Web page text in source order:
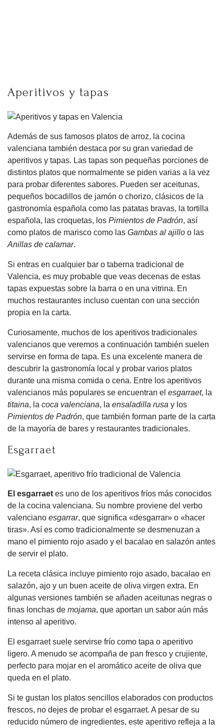
Aperitivos y tapas
Además de sus famosos platos de arroz, la cocina
valenciana también destaca por su gran variedad de
aperitivos y tapas. Las tapas son pequeñas porciones de
distintos platos que normalmente se piden varias a la vez
para probar diferentes sabores. Pueden ser aceitunas,
pequeños bocadillos de jamón o chorizo, clásicos de la
gastronomía española como las patatas bravas, la tortilla
española, las croquetas, los Pimientos de Padrón, así
como platos de marisco como las Gambas al ajillo o las
Anillas de calamar.
Si entras en cualquier bar o taberna tradicional de
Valencia, es muy probable que veas decenas de estas
tapas expuestas sobre la barra o en una vitrina. En
muchos restaurantes incluso cuentan con una sección
propia en la carta.
Curiosamente, muchos de los aperitivos tradicionales
valencianos que veremos a continuación también suelen
servirse en forma de tapa. Es una excelente manera de
descubrir la gastronomía local y probar varios platos
durante una misma comida o cena. Entre los aperitivos
valencianos más populares se encuentran el esgarraet, la
titaina, la coca valenciana, la ensaladilla rusa y los
Pimientos de Padrón, que también forman parte de la carta
de la mayoría de bares y restaurantes tradicionales.
Esgarraet
El esgarraet es uno de los aperitivos fríos más conocidos
de la cocina valenciana. Su nombre proviene del verbo
valenciano esgarrar, que significa «desgarrar» o «hacer
tiras». Así es como tradicionalmente se desmenuzan a
mano el pimiento rojo asado y el bacalao en salazón antes
de servir el plato.
La receta clásica incluye pimiento rojo asado, bacalao en
salazón, ajo y un buen aceite de oliva virgen extra. En
algunas versiones también se añaden aceitunas negras o
finas lonchas de mojama, que aportan un sabor aún más
intenso al aperitivo.
El esgarraet suele servirse frío como tapa o aperitivo
ligero. A menudo se acompaña de pan fresco y crujiente,
perfecto para mojar en el aromático aceite de oliva que
queda en el plato.
Si te gustan los platos sencillos elaborados con productos
frescos, no dejes de probar el esgarraet. A pesar de su
reducido número de ingredientes, este aperitivo refleja a la